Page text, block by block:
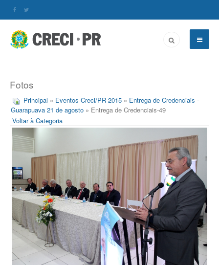
Fotos
Principal » Eventos Creci/PR 2015 » Entrega de Credenciais -
Guarapuava 21 de agosto » Entrega de Credenciais-49
Voltar à Categoria